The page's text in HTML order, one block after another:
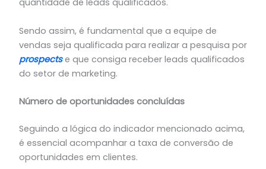
quantidade de leads qualificados.
Sendo assim, é fundamental que a equipe de
vendas seja qualificada para realizar a pesquisa por
prospects e que consiga receber leads qualificados
do setor de marketing.
Número de oportunidades concluídas
Seguindo a lógica do indicador mencionado acima,
é essencial acompanhar a taxa de conversão de
oportunidades em clientes.